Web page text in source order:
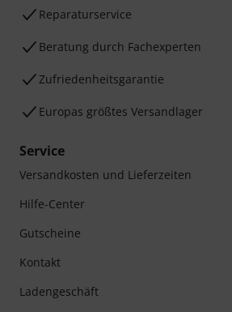
Reparaturservice
Beratung durch Fachexperten
Zufriedenheitsgarantie
Europas größtes Versandlager
Service
Versandkosten und Lieferzeiten
Hilfe-Center
Gutscheine
Kontakt
Ladengeschäft